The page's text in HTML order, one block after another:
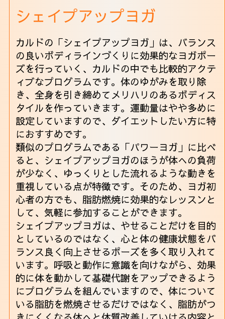
シェイプアップヨガ
カルドの「シェイプアップヨガ」は、バランス
の良いボディラインづくりに効果的なヨガポー
ズを行っていく、カルドの中でも比較的アクテ
ィブなプログラムです。体のゆがみを取り除
き、全身を引き締めてメリハリのあるボディス
タイルを作っていきます。運動量はやや多めに
設定していますので、ダイエットしたい方に特
におすすめです。
類似のプログラムである「パワーヨガ」に比べ
ると、シェイプアップヨガのほうが体への負荷
が少なく、ゆっくりとした流れるような動きを
重視している点が特徴です。そのため、ヨガ初
心者の方でも、脂肪燃焼に効果的なレッスンと
して、気軽に参加することができます。
シェイプアップヨガは、やせることだけを目的
としているのではなく、心と体の健康状態をバ
ランス良く向上させるポーズを多く取り入れて
います。呼吸と動作に意識を向けながら、効果
的に体を動かして基礎代謝をアップできるよう
にプログラムを組んでいますので、体について
いる脂肪を燃焼させるだけではなく、脂肪がつ